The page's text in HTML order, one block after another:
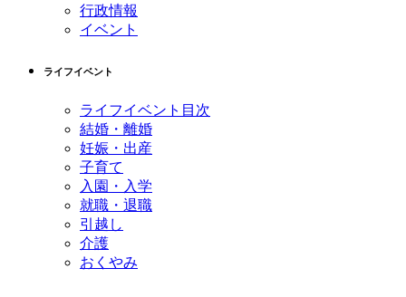
行政情報
イベント
ライフイベント
ライフイベント目次
結婚・離婚
妊娠・出産
子育て
入園・入学
就職・退職
引越し
介護
おくやみ